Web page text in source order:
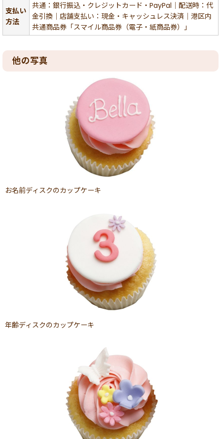
支払い
方法
共通：銀行振込・クレジットカード・PayPal｜配送時：代
金引換｜店舗支払い：現金・キャッシュレス決済｜港区内
共通商品券「スマイル商品券（電子・紙商品券）」
他の写真
お名前ディスクのカップケーキ
年齢ディスクのカップケーキ